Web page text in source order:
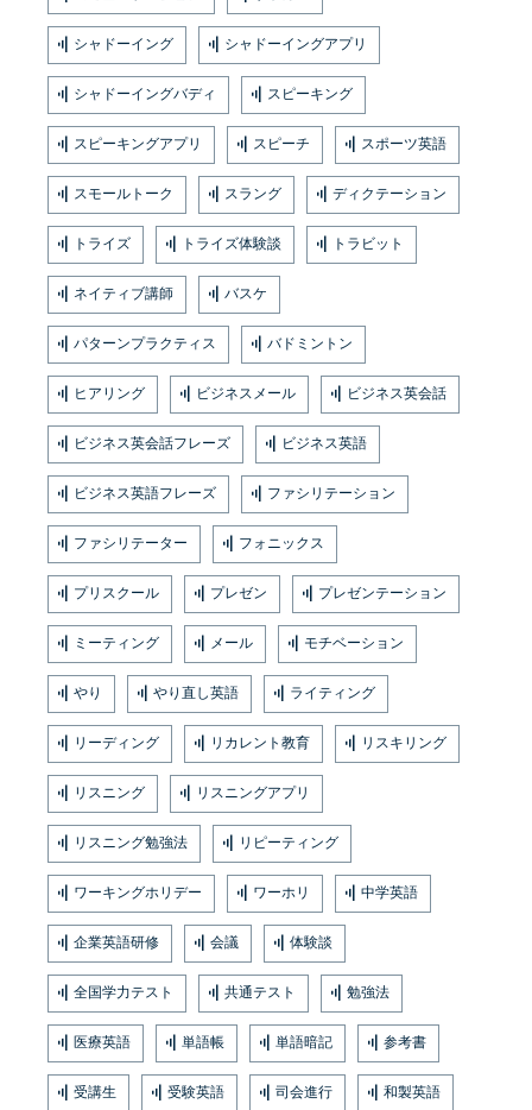
シャドーイング シャドーイングアプリ
シャドーイングバディ スピーキング
スピーキングアプリ スピーチ スポーツ英語
スモールトーク スラング ディクテーション
トライズ トライズ体験談 トラビット
ネイティブ講師 バスケ
パターンプラクティス バドミントン
ヒアリング ビジネスメール ビジネス英会話
ビジネス英会話フレーズ ビジネス英語
ビジネス英語フレーズ ファシリテーション
ファシリテーター フォニックス
プリスクール プレゼン プレゼンテーション
ミーティング メール モチベーション
やり やり直し英語 ライティング
リーディング リカレント教育 リスキリング
リスニング リスニングアプリ
リスニング勉強法 リピーティング
ワーキングホリデー ワーホリ 中学英語
企業英語研修 会議 体験談
全国学力テスト 共通テスト 勉強法
医療英語 単語帳 単語暗記 参考書
受講生 受験英語 司会進行 和製英語